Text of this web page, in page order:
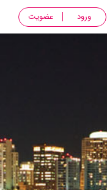
ورود عضویت